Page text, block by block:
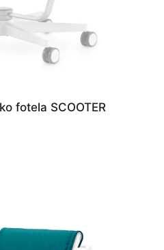
fotela SCOOTER